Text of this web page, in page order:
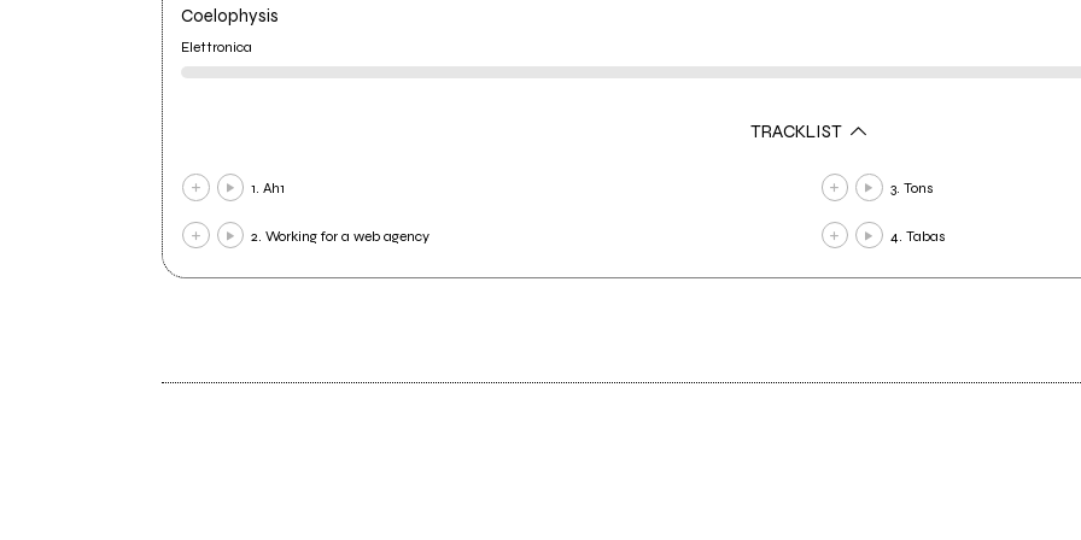
Coelophysis
Elettronica
TRACKLIST
1. Ah1
2. Working for a web agency
3. Tons
4. Tabas